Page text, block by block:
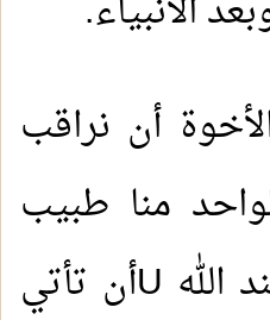
الأنبياء.
أن نراقب
منا طبيب
الله Uأن تأتي